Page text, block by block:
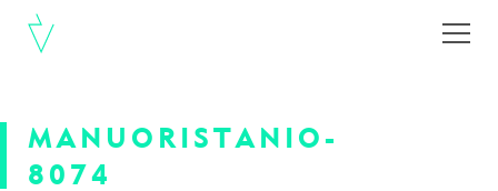
MANUORISTANIO-
8074